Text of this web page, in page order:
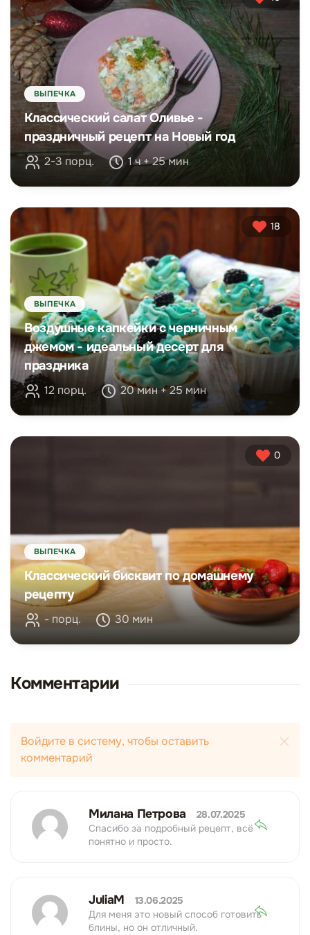
ВЫПЕЧКА
Классический салат Оливье -
праздничный рецепт на Новый год
2-3 порц. 1 ч + 25 мин
18
ВЫПЕЧКА
Воздушные капкейки с черничным
джемом - идеальный десерт для
праздника
12 порц. 20 мин + 25 мин
0
ВЫПЕЧКА
Классический бисквит по домашнему
рецепту
- порц. 30 мин
Комментарии
Войдите в систему, чтобы оставить
комментарий
Милана Петрова
28.07.2025
Спасибо за подробный рецепт, всё
понятно и просто.
JuliaM
13.06.2025
Для меня это новый способ готовить
блины, но он отличный.